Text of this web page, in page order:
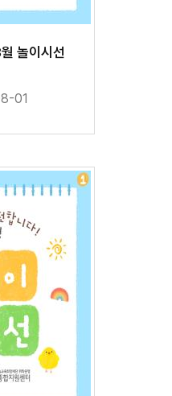
놀이시선
01